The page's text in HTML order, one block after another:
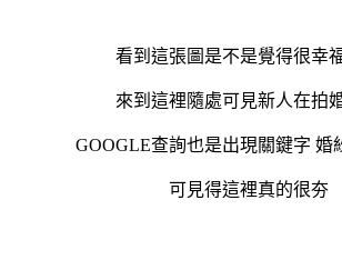
看到這張圖是不是覺得很幸
來到這裡隨處可見新人在拍
GOOGLE查詢也是出現關鍵字 婚
可見得這裡真的很夯